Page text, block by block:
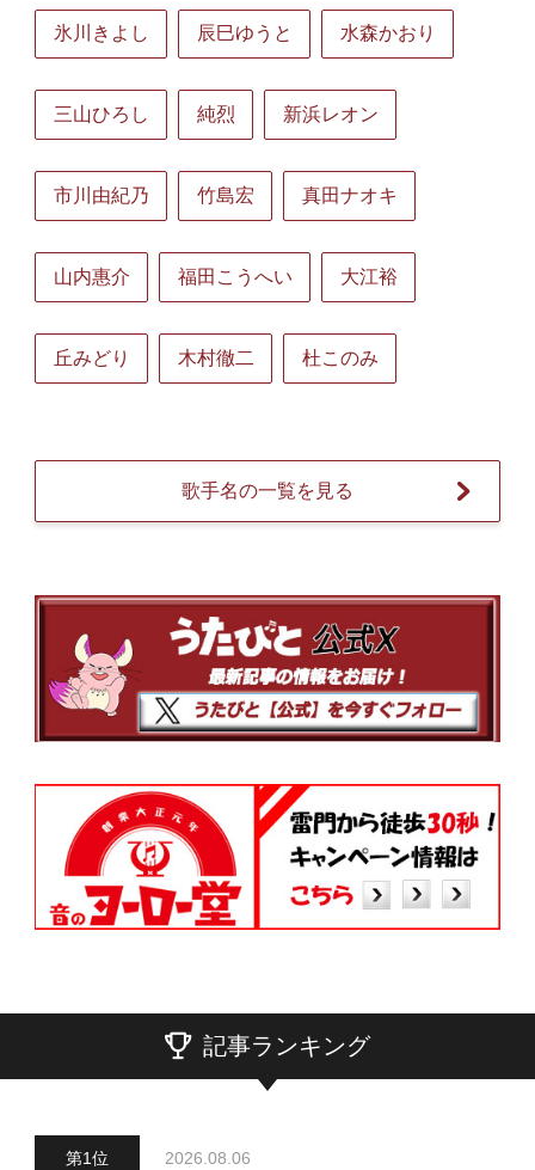
氷川きよし 辰巳ゆうと 水森かおり
三山ひろし 純烈 新浜レオン
市川由紀乃 竹島宏 真田ナオキ
山内惠介 福田こうへい 大江裕
丘みどり 木村徹二 杜このみ
歌手名の一覧を見る
記事ランキング
2026.08.06